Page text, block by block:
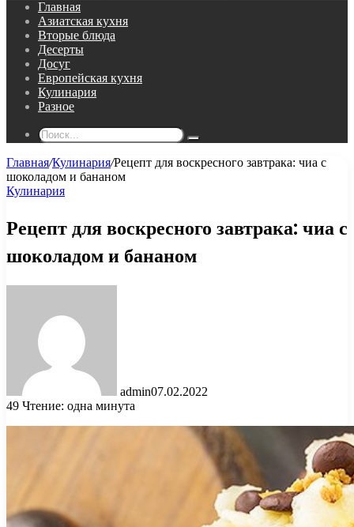
Главная
Азиатская кухня
Вторые блюда
Десерты
Досуг
Европейская кухня
Кулинария
Разное
Поиск...
Главная/Кулинария/Рецепт для воскресного завтрака: чиа с
шоколадом и бананом
Кулинария
Рецепт для воскресного завтрака: чиа с
шоколадом и бананом
admin07.02.2022
49 Чтение: одна минута